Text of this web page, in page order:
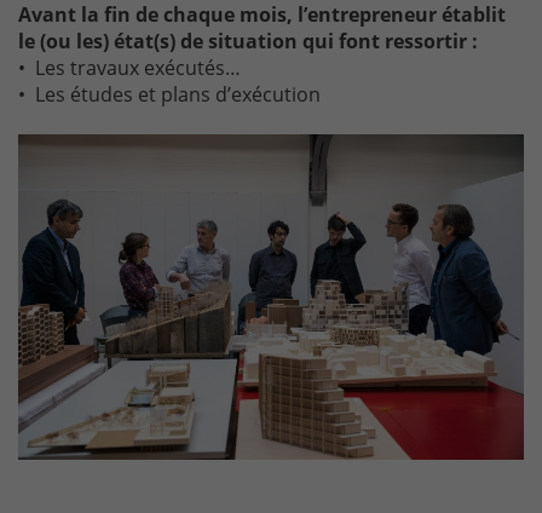
Avant la fin de chaque mois, l’entrepreneur établit
le (ou les) état(s) de situation qui font ressortir :
• Les travaux exécutés…
• Les études et plans d’exécution